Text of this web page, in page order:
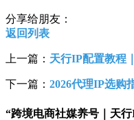
分享给朋友：
返回列表
上一篇： 天行IP配置教程
下一篇： 2026代理IP选购
“跨境电商社媒养号｜天